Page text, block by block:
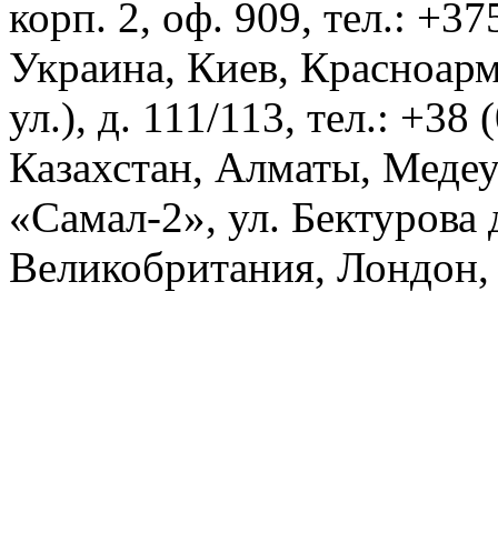
корп. 2, оф. 909, тел.:
Украина, Киев,
ул.), д. 111/113, тел.: +38
Казахстан, Алматы,
«Самал-2», ул.
Великобритания,